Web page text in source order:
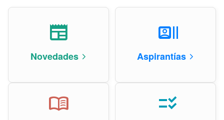
newspaper
Novedades arrow_forward_ios
recent_actors
Aspirantías arrow_forward_ios
menu_book checklist_rtl